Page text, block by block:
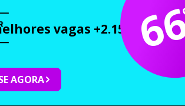
vagas +2.150 cursos
AGORA